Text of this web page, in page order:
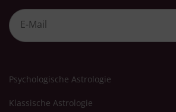
Psychologische Astrologie
Klassische Astrologie